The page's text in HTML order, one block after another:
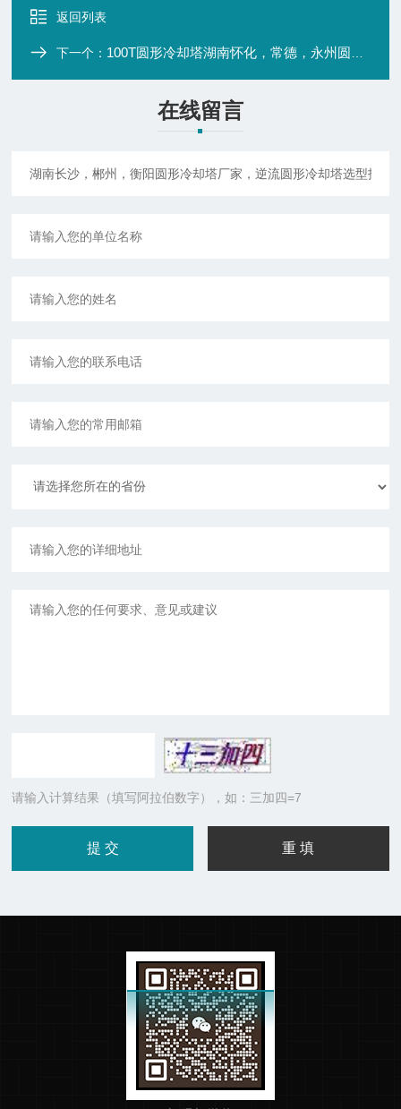
返回列表
下一个： 100T圆形冷却塔湖南怀化，常德，永州圆形冷却塔厂家，逆流圆形冷却塔选型报价
在线留言
请输入计算结果（填写阿拉伯数字），如：三加四=7